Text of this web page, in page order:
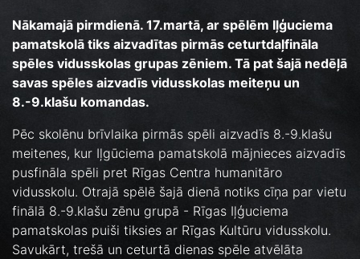
Nākamajā pirmdienā. 17.martā, ar spēlēm Iļģuciema
pamatskolā tiks aizvadītas pirmās ceturtdaļfināla
spēles vidusskolas grupas zēniem. Tā pat šajā nedēļā
savas spēles aizvadīs vidusskolas meiteņu un
8.-9.klašu komandas.
Pēc skolēnu brīvlaika pirmās spēli aizvadīs 8.-9.klašu
meitenes, kur Iļgūciema pamatskolā mājnieces aizvadīs
pusfināla spēli pret Rīgas Centra humanitāro
vidusskolu. Otrajā spēlē šajā dienā notiks cīņa par vietu
finālā 8.-9.klašu zēnu grupā - Rīgas Iļģuciema
pamatskolas puiši tiksies ar Rīgas Kultūru vidusskolu.
Savukārt, trešā un ceturtā dienas spēle atvēlāta